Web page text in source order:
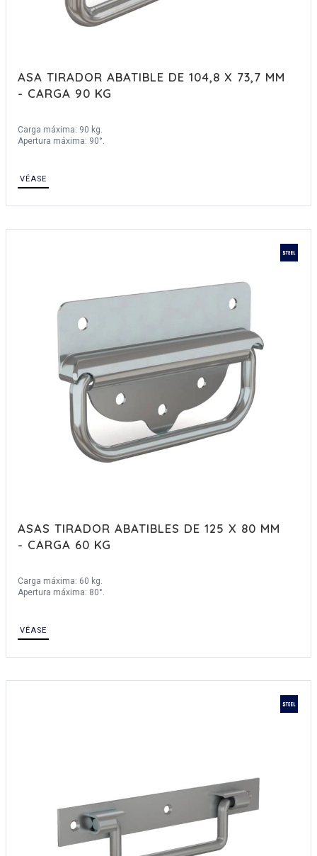
ASA TIRADOR ABATIBLE DE 104,8 X 73,7 MM
- CARGA 90 KG
Carga máxima: 90 kg.
Apertura máxima: 90°.
VÉASE
ASAS TIRADOR ABATIBLES DE 125 X 80 MM
- CARGA 60 KG
Carga máxima: 60 kg.
Apertura máxima: 80°.
VÉASE